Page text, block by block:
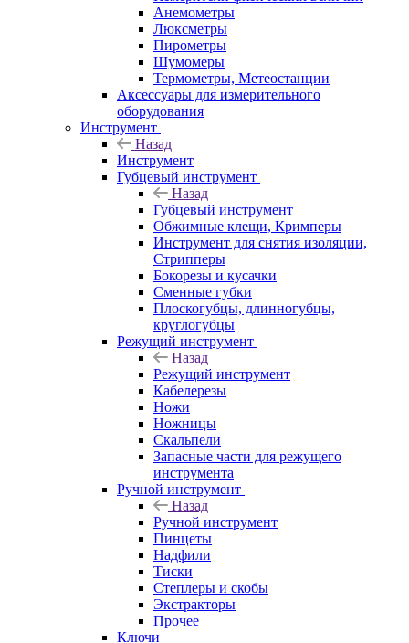
Анемометры
Люксметры
Пирометры
Шумомеры
Термометры, Метеостанции
Аксессуары для измерительного
оборудования
Инструмент
Назад
Инструмент
Губцевый инструмент
Назад
Губцевый инструмент
Обжимные клещи, Кримперы
Инструмент для снятия изоляции,
Стрипперы
Бокорезы и кусачки
Сменные губки
Плоскогубцы, длинногубцы,
круглогубцы
Режущий инструмент
Назад
Режущий инструмент
Кабелерезы
Ножи
Ножницы
Скальпели
Запасные части для режущего
инструмента
Ручной инструмент
Назад
Ручной инструмент
Пинцеты
Надфили
Тиски
Степлеры и скобы
Экстракторы
Прочее
Ключи